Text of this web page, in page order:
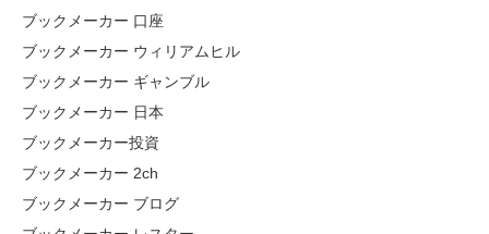
ブックメーカー 口座
ブックメーカー ウィリアムヒル
ブックメーカー ギャンブル
ブックメーカー 日本
ブックメーカー投資
ブックメーカー 2ch
ブックメーカー ブログ